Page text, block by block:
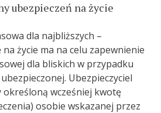
ubezpieczeń na życie
dla najbliższych –
życie ma na celu zapewnienie
dla bliskich w przypadku
Ubezpieczyciel
określoną wcześniej kwotę
osobie wskazanej przez